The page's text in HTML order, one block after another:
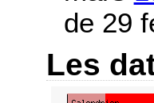
de 29
Les